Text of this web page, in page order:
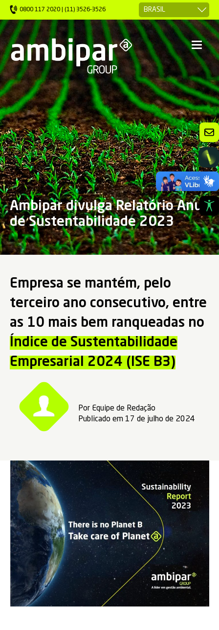
0800 117 2020 | (11) 3526-3526
Ambipar divulga Relatório Anual
de Sustentabilidade 2023
Empresa se mantém, pelo
terceiro ano consecutivo, entre
as 10 mais bem ranqueadas no
Índice de Sustentabilidade
Empresarial 2024 (ISE B3)
Por Equipe de Redação
Publicado em 17 de julho de 2024